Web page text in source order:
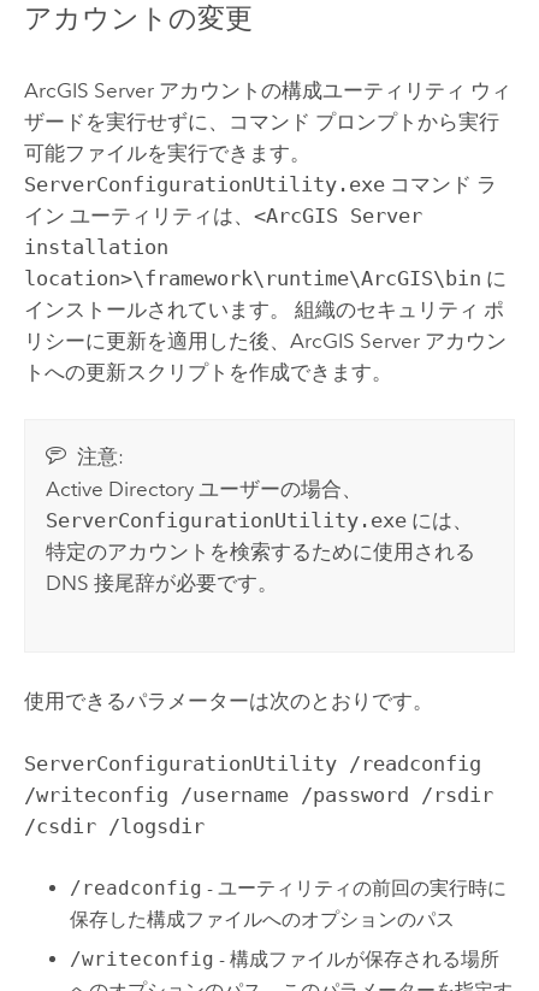
アカウントの変更
ArcGIS Serverアカウントの構成ユーティリティ ウィ
ザードを実行せずに、コマンド プロンプトから実行
可能ファイルを実行できます。
ServerConfigurationUtility.exeコマンド ラ
イン ユーティリティは、 <ArcGIS Server
installation
location>\framework\runtime\ArcGIS\bin に
インストールされています。 組織のセキュリティ ポ
リシーに更新を適用した後、 ArcGIS Serverアカウン
トへの更新スクリプトを作成できます。
注意:
Active Directory ユーザーの場合、
ServerConfigurationUtility.exe には、
特定のアカウントを検索するために使用される
DNS 接尾辞が必要です。
使用できるパラメーターは次のとおりです。
ServerConfigurationUtility /readconfig
/writeconfig /username /password /rsdir
/csdir /logsdir
/readconfig - ユーティリティの前回の実行時に
保存した構成ファイルへのオプションのパス
/writeconfig - 構成ファイルが保存される場所